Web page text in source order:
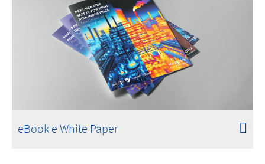
eBook e White Paper